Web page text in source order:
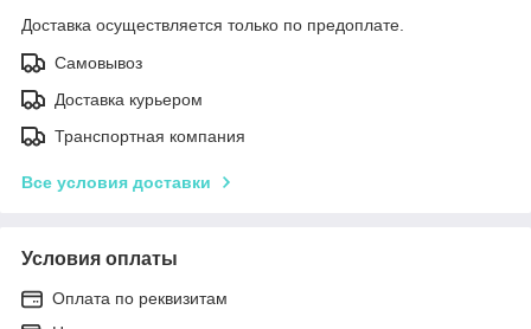
Доставка осуществляется только по предоплате.
Самовывоз
Доставка курьером
Транспортная компания
Все условия доставки
Условия оплаты
Оплата по реквизитам